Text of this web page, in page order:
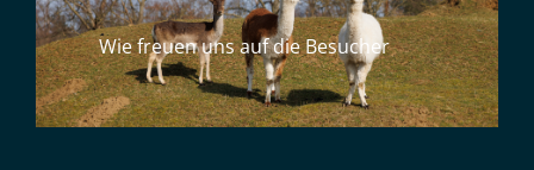
Wie freuen uns auf die Besucher